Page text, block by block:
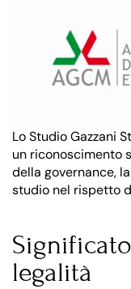
Lo Studio Gazzani
un riconoscimento
della governance,
studio nel rispetto
legalità